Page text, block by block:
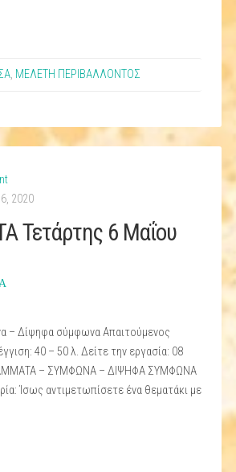
, ΜΕΛΕΤΗ ΠΕΡΙΒΑΛΛΟΝΤΟΣ
2020
Τετάρτης 6 Μαΐου
– Δίψηφα σύμφωνα Απαιτούμενος
40 – 50 λ. Δείτε την εργασία: 08
– ΣΥΜΦΩΝΑ – ΔΙΨΗΦΑ ΣΥΜΦΩΝΑ
Ίσως αντιμετωπίσετε ένα θεματάκι με